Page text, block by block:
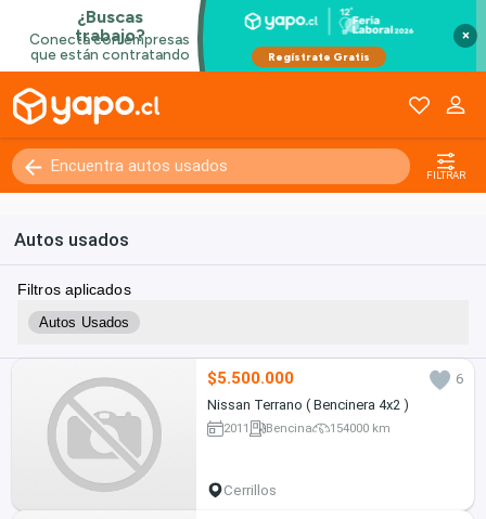
×
FILTRAR
Autos usados
Filtros aplicados
Autos Usados
$5.500.000
6
Nissan Terrano ( Bencinera 4x2 )
2011 Bencina 154000 km
Cerrillos